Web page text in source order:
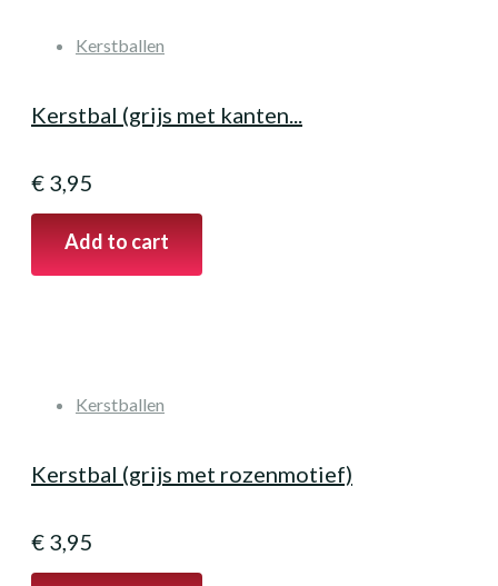
Kerstballen
Kerstbal (grijs met kanten...
€ 3,95
Add to cart
Kerstballen
Kerstbal (grijs met rozenmotief)
€ 3,95